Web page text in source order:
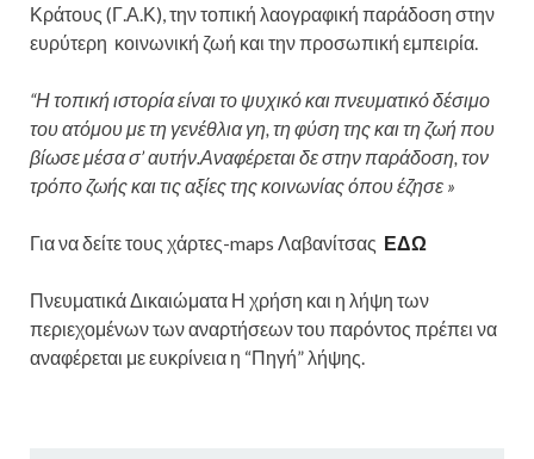
Κράτους (Γ.Α.Κ), την τοπική λαογραφική παράδοση στην
ευρύτερη κοινωνική ζωή και την προσωπική εμπειρία.
“Η τοπική ιστορία είναι το ψυχικό και πνευματικό δέσιμο
του ατόμου με τη γενέθλια γη, τη φύση της και τη ζωή που
βίωσε μέσα σ’ αυτήν.Αναφέρεται δε στην παράδοση, τον
τρόπο ζωής και τις αξίες της κοινωνίας όπου έζησε »
Για να δείτε τους χάρτες-maps Λαβανίτσας ΕΔΩ
Πνευματικά Δικαιώματα Η χρήση και η λήψη των
περιεχομένων των αναρτήσεων του παρόντος πρέπει να
αναφέρεται με ευκρίνεια η “Πηγή” λήψης.